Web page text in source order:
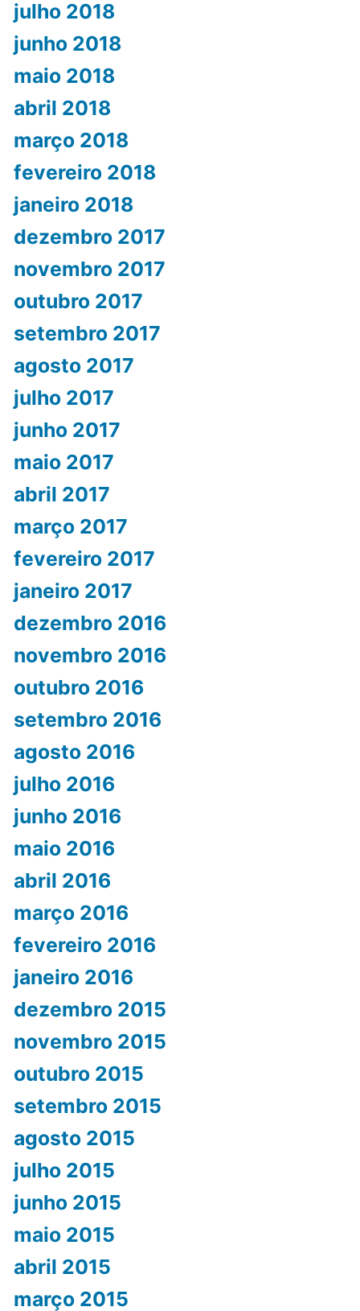
julho 2018
junho 2018
maio 2018
abril 2018
março 2018
fevereiro 2018
janeiro 2018
dezembro 2017
novembro 2017
outubro 2017
setembro 2017
agosto 2017
julho 2017
junho 2017
maio 2017
abril 2017
março 2017
fevereiro 2017
janeiro 2017
dezembro 2016
novembro 2016
outubro 2016
setembro 2016
agosto 2016
julho 2016
junho 2016
maio 2016
abril 2016
março 2016
fevereiro 2016
janeiro 2016
dezembro 2015
novembro 2015
outubro 2015
setembro 2015
agosto 2015
julho 2015
junho 2015
maio 2015
abril 2015
março 2015